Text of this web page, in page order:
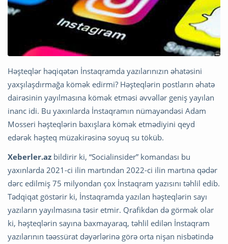
Həşteqlər həqiqətən İnstaqramda yazılarınızın əhatəsini
yaxşılaşdırmağa kömək edirmi? Həşteqlərin postların əhatə
dairəsinin yayılmasına kömək etməsi əvvəllər geniş yayılan
inanc idi. Bu yaxınlarda İnstaqramın nümayəndəsi Adam
Mosseri həşteqlərin baxışlara kömək etmədiyini qeyd
edərək həşteq müzakirəsinə soyuq su töküb.
Xeberler.az bildirir ki, “Socialinsider” komandası bu
yaxınlarda 2021-ci ilin martından 2022-ci ilin martına qədər
dərc edilmiş 75 milyondan çox İnstaqram yazısını təhlil edib.
Tədqiqat göstərir ki, İnstaqramda yazılan həşteqlərin sayı
yazıların yayılmasına təsir etmir. Qrafikdən də görmək olar
ki, həşteqlərin sayına baxmayaraq, təhlil edilən İnstaqram
yazılarının təəssürat dəyərlərinə görə orta nişan nisbətində